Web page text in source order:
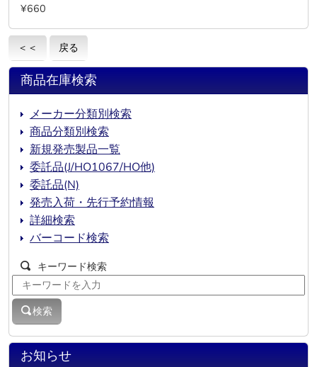
¥660
＜＜ 戻る
お知らせ
商品在庫検索
メーカー分類別検索
商品分類別検索
新規発売製品一覧
委託品(J/HO1067/HO他)
委託品(N)
発売入荷・先行予約情報
詳細検索
バーコード検索
キーワード検索
検索